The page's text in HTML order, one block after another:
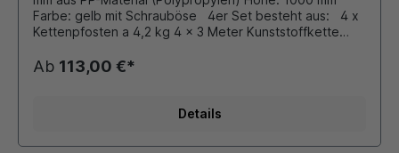
Farbe: gelb mit Schrauböse 4er Set besteht aus: 4 x
Kettenpfosten a 4,2 kg 4 x 3 Meter Kunststoffkette
der Kette Kettenpfosten aus Kunststoff mit
eingeschraubter Öse zum Einhängen von
Verbindung von Pfosten und Fuß. Zubehör (gegen
Zubehör
Ab 113,00 €*
Details